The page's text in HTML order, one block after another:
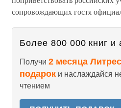
сопровождающих гостя
Более 800 000 книг и
Получи 2 месяца
подарок и наслаждайся
чтением